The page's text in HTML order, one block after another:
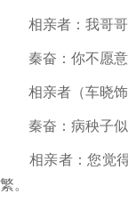
相亲者：我哥哥
秦奋：你不愿意
相亲者（车晓饰
秦奋：病秧子似
相亲者：您觉得
繁。